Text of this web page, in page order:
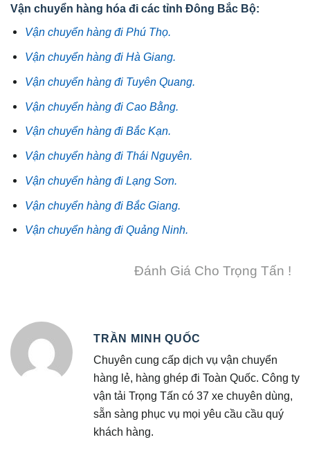
Vận chuyển hàng hóa đi các tỉnh Đông Bắc Bộ:
Vận chuyển hàng đi Phú Thọ.
Vận chuyển hàng đi Hà Giang.
Vận chuyển hàng đi Tuyên Quang.
Vận chuyển hàng đi Cao Bằng.
Vận chuyển hàng đi Bắc Kạn.
Vận chuyển hàng đi Thái Nguyên.
Vận chuyển hàng đi Lạng Sơn.
Vận chuyển hàng đi Bắc Giang.
Vận chuyển hàng đi Quảng Ninh.
Đánh Giá Cho Trọng Tấn !
TRẦN MINH QUỐC
Chuyên cung cấp dịch vụ vận chuyển
hàng lẻ, hàng ghép đi Toàn Quốc. Công ty
vận tải Trọng Tấn có 37 xe chuyên dùng,
sẵn sàng phục vụ mọi yêu cầu cầu quý
khách hàng.